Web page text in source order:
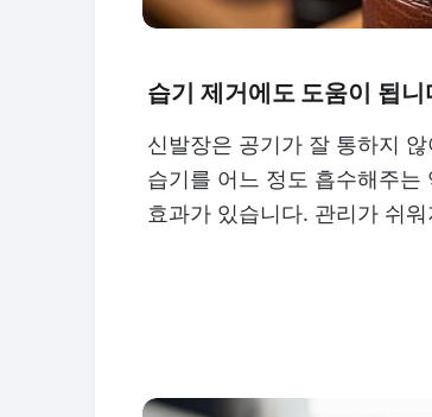
습기 제거에도 도움이 됩니
신발장은 공기가 잘 통하지
습기를 어느 정도 흡수해주
효과가 있습니다. 관리가 쉬